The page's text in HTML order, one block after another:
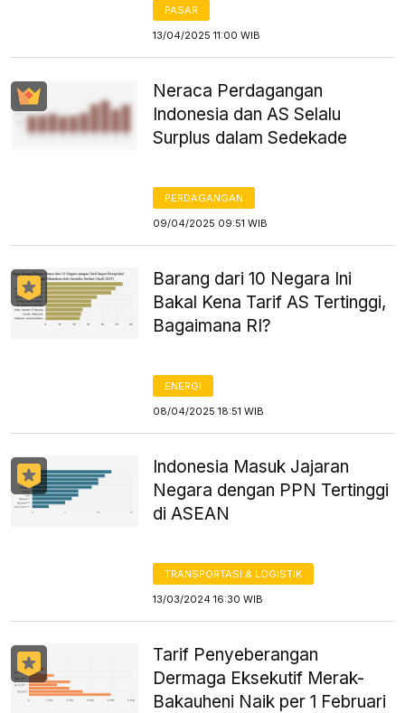
PASAR
13/04/2025 11:00 WIB
Neraca Perdagangan
Indonesia dan AS Selalu
Surplus dalam Sedekade
PERDAGANGAN
09/04/2025 09:51 WIB
Barang dari 10 Negara Ini
Bakal Kena Tarif AS Tertinggi,
Bagaimana RI?
ENERGI
08/04/2025 18:51 WIB
Indonesia Masuk Jajaran
Negara dengan PPN Tertinggi
di ASEAN
TRANSPORTASI & LOGISTIK
13/03/2024 16:30 WIB
Tarif Penyeberangan
Dermaga Eksekutif Merak-
Bakauheni Naik per 1 Februari